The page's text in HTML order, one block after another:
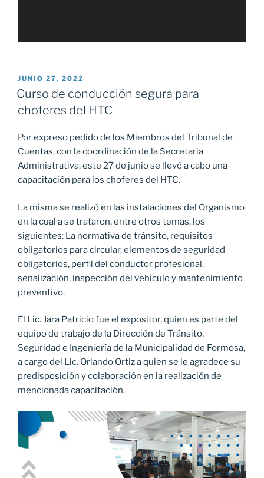
PUBLICADO
EL
JUNIO 27, 2022
Curso de conducción segura para
choferes del HTC
Por expreso pedido de los Miembros del Tribunal de
Cuentas, con la coordinación de la Secretaria
Administrativa, este 27 de junio se llevó a cabo una
capacitación para los choferes del HTC.
La misma se realizó en las instalaciones del Organismo
en la cual a se trataron, entre otros temas, los
siguientes: La normativa de tránsito, requisitos
obligatorios para circular, elementos de seguridad
obligatorios, perfil del conductor profesional,
señalización, inspección del vehículo y mantenimiento
preventivo.
El Lic. Jara Patricio fue el expositor, quien es parte del
equipo de trabajo de la Dirección de Tránsito,
Seguridad e Ingeniería de la Municipalidad de Formosa,
a cargo del Lic. Orlando Ortiz a quien se le agradece su
predisposición y colaboración en la realización de
mencionada capacitación.